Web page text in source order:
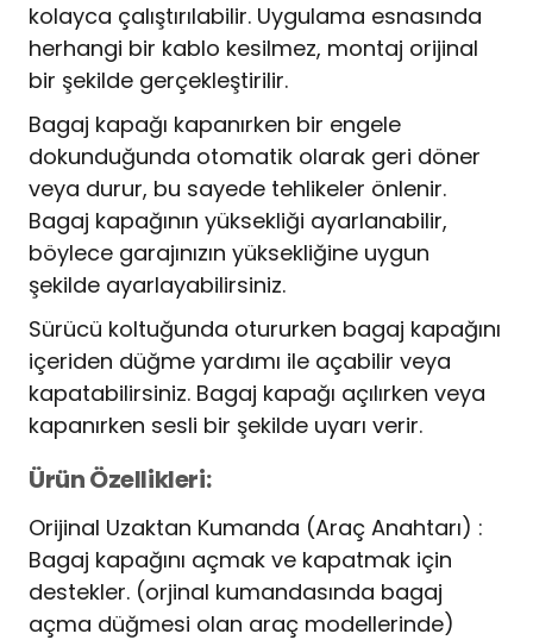
kolayca çalıştırılabilir. Uygulama esnasında
herhangi bir kablo kesilmez, montaj orijinal
bir şekilde gerçekleştirilir.
Bagaj kapağı kapanırken bir engele
dokunduğunda otomatik olarak geri döner
veya durur, bu sayede tehlikeler önlenir.
Bagaj kapağının yüksekliği ayarlanabilir,
böylece garajınızın yüksekliğine uygun
şekilde ayarlayabilirsiniz.
Sürücü koltuğunda otururken bagaj kapağını
içeriden düğme yardımı ile açabilir veya
kapatabilirsiniz. Bagaj kapağı açılırken veya
kapanırken sesli bir şekilde uyarı verir.
Ürün Özellikleri:
Orijinal Uzaktan Kumanda (Araç Anahtarı) :
Bagaj kapağını açmak ve kapatmak için
destekler. (orjinal kumandasında bagaj
açma düğmesi olan araç modellerinde)